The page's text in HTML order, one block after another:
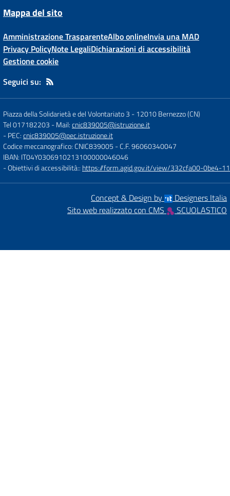
Mappa del sito
Amministrazione TrasparenteAlbo onlineInvia una MAD
Privacy PolicyNote LegaliDichiarazioni di accessibilità
Gestione cookie
Seguici su:
Piazza della Solidarietà e del Volontariato 3 -12010 Bernezzo (CN)
Tel 017182203 - Mail:cnic839005@istruzione.it
- PEC:cnic839005@pec.istruzione.it
Codice meccanografico: CNIC839005 - C.F. 96060340047
IBAN: IT04Y0306910213100000046046
- Obiettivi di accessibilità:: https://form.agid.gov.it/view/332cfa00-0be4-
Concept & Design by
Designers Italia
Sito web realizzato con CMS
SCUOLASTICO